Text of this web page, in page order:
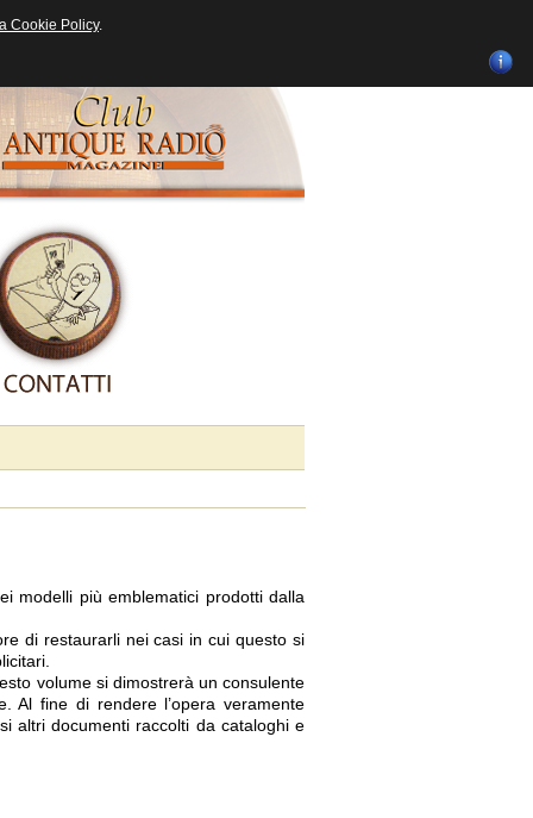
modelli più emblematici prodotti dalla
di restaurarli nei casi in cui questo si
volume si dimostrerà un consulente
Al fine di rendere l’opera veramente
altri documenti raccolti da cataloghi e
Cookie Policy.